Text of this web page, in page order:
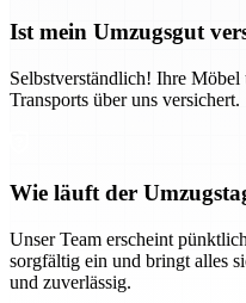
Ist mein Umzugsgut
Selbstverständlich! Ihre Möbel
Transports über uns versichert.
Wie läuft der
Unser Team erscheint
sorgfältig ein und bringt alles
und zuverlässig.